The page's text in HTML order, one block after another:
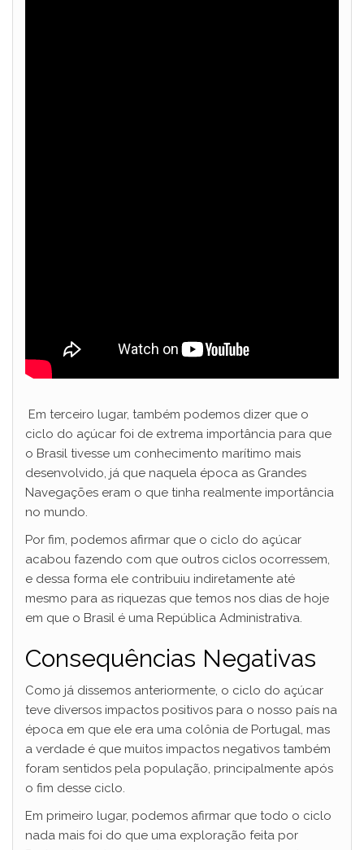
Em terceiro lugar, também podemos dizer que o
ciclo do açúcar foi de extrema importância para que
o Brasil tivesse um conhecimento marítimo mais
desenvolvido, já que naquela época as Grandes
Navegações eram o que tinha realmente importância
no mundo.
Por fim, podemos afirmar que o ciclo do açúcar
acabou fazendo com que outros ciclos ocorressem,
e dessa forma ele contribuiu indiretamente até
mesmo para as riquezas que temos nos dias de hoje
em que o Brasil é uma República Administrativa.
Consequências Negativas
Como já dissemos anteriormente, o ciclo do açúcar
teve diversos impactos positivos para o nosso país na
época em que ele era uma colônia de Portugal, mas
a verdade é que muitos impactos negativos também
foram sentidos pela população, principalmente após
o fim desse ciclo.
Em primeiro lugar, podemos afirmar que todo o ciclo
nada mais foi do que uma exploração feita por